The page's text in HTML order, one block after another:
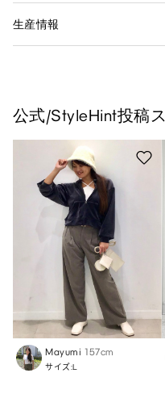
生産情報
公式/StyleHint投稿
Mayumi 157cm
サイズ:L